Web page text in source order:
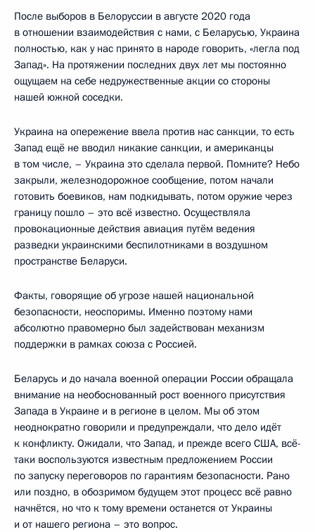
После выборов в Белоруссии в августе 2020 года
в отношении взаимодействия с нами, с Беларусью, Украина
полностью, как у нас принято в народе говорить, «легла под
Запад». На протяжении последних двух лет мы постоянно
ощущаем на себе недружественные акции со стороны
нашей южной соседки.
Украина на опережение ввела против нас санкции, то есть
Запад ещё не вводил никакие санкции, и американцы
в том числе, – Украина это сделала первой. Помните? Небо
закрыли, железнодорожное сообщение, потом начали
готовить боевиков, нам подкидывать, потом оружие через
границу пошло – это всё известно. Осуществляла
провокационные действия авиация путём ведения
разведки украинскими беспилотниками в воздушном
пространстве Беларуси.
Факты, говорящие об угрозе нашей национальной
безопасности, неоспоримы. Именно поэтому нами
абсолютно правомерно был задействован механизм
поддержки в рамках союза с Россией.
Беларусь и до начала военной операции России обращала
внимание на необоснованный рост военного присутствия
Запада в Украине и в регионе в целом. Мы об этом
неоднократно говорили и предупреждали, что дело идёт
к конфликту. Ожидали, что Запад, и прежде всего США, всё-
таки воспользуются известным предложением России
по запуску переговоров по гарантиям безопасности. Рано
или поздно, в обозримом будущем этот процесс всё равно
начнётся, но что к тому времени останется от Украины
и от нашего региона – это вопрос.